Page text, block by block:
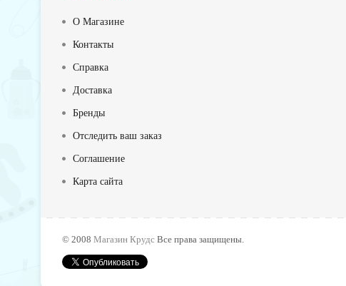
О Магазине
Контакты
Справка
Доставка
Бренды
Отследить ваш заказ
Соглашение
Карта сайта
© 2008 Магазин Крудс Все права защищены.